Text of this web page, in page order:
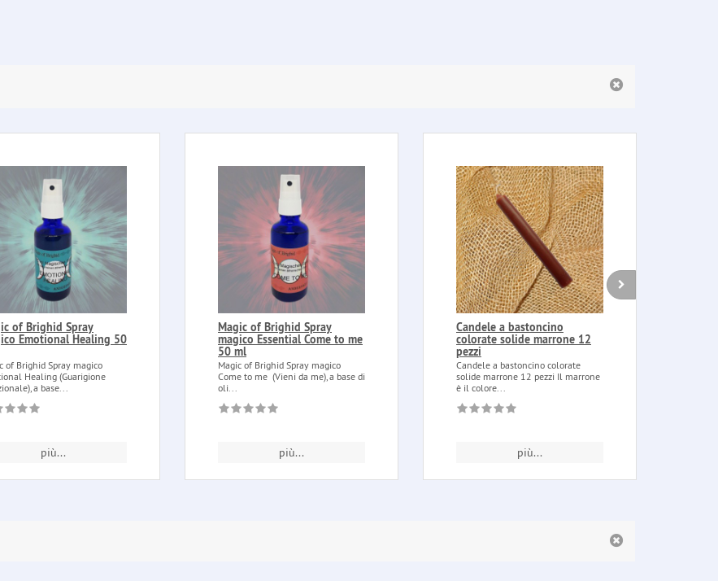
of Brighid Spray
Emotional Healing 50
of Brighid Spray magico
Healing (Guarigione
a base...
più...
Magic of Brighid Spray
magico Essential Come to me
50 ml
Magic of Brighid Spray magico
Come to me (Vieni da me), a base di
oli...
più...
Candele a bastoncino
colorate solide marrone 12
pezzi
Candele a bastoncino colorate
solide marrone 12 pezzi Il marrone
è il colore...
più...